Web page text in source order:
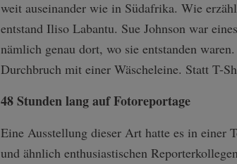
weit auseinander wie in Südafrika. Wie
entstand Iliso Labantu. Sue Johnson war
nämlich genau dort, wo sie entstanden
Durchbruch mit einer Wäscheleine. Statt T-
48 Stunden lang auf Fotoreportage
Eine Ausstellung dieser Art hatte es in einer
und ähnlich enthusiastischen